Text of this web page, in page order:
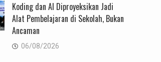
Koding dan AI Diproyeksikan Jadi
Alat Pembelajaran di Sekolah, Bukan
Ancaman
06/08/2026